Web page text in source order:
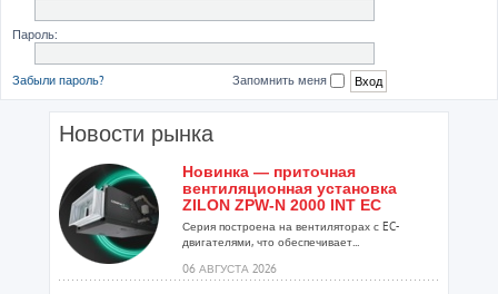
Пароль:
Забыли пароль? Запомнить меня
Новости рынка
Новинка — приточная
вентиляционная установка
ZILON ZPW-N 2000 INT EC
Серия построена на вентиляторах с EC-
двигателями, что обеспечивает...
06 АВГУСТА 2026